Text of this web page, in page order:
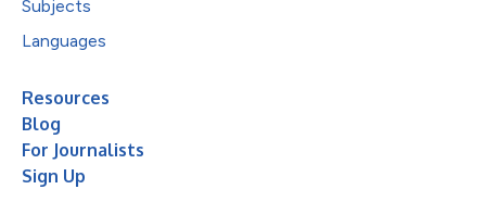
Subjects
Languages
Resources
Blog
For Journalists
Sign Up